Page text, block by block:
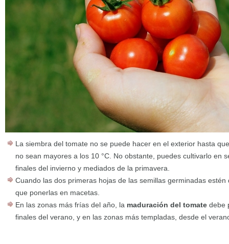
La siembra del tomate no se puede hacer en el exterior hasta
no sean mayores a los 10 °C. No obstante, puedes cultivarlo en
finales del invierno y mediados de la primavera.
Cuando las dos primeras hojas de las semillas germinadas
que ponerlas en macetas.
En las zonas más frías del año, la maduración del tomate debe
finales del verano, y en las zonas más templadas, desde el